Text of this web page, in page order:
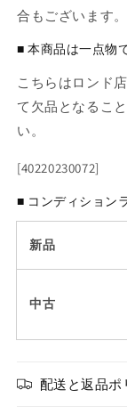
合もございます
■ 本商品は一点物
こちらはロンド
て欠品となるこ
い。
[40220230072]
■ コンディション
新品
中古
配送と返品ポ